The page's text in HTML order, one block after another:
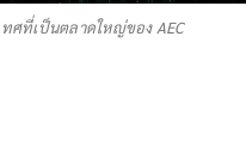
ศที่เป็นตลาดใหญ่ของ AEC